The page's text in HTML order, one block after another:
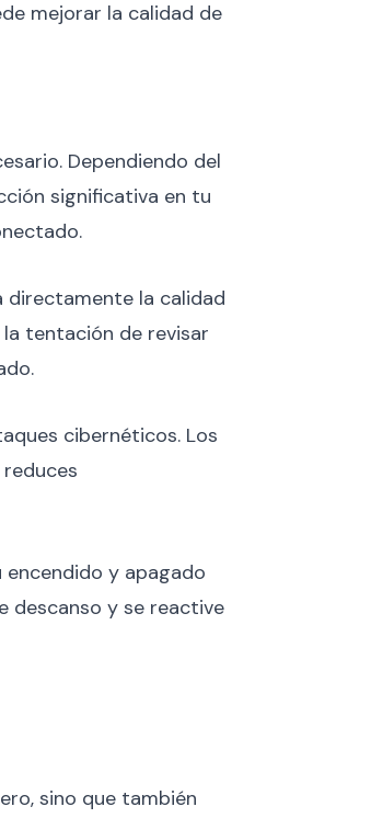
mejorar la calidad de
Dependiendo del
significativa en tu
directamente la calidad
tentación de revisar
cibernéticos. Los
y apagado
descanso y se reactive
sino que también